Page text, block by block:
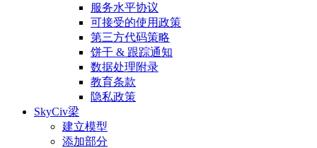
服务水平协议
可接受的使用政策
第三方代码策略
饼干 & 跟踪通知
数据处理附录
教育条款
隐私政策
SkyCiv梁
建立模型
添加部分